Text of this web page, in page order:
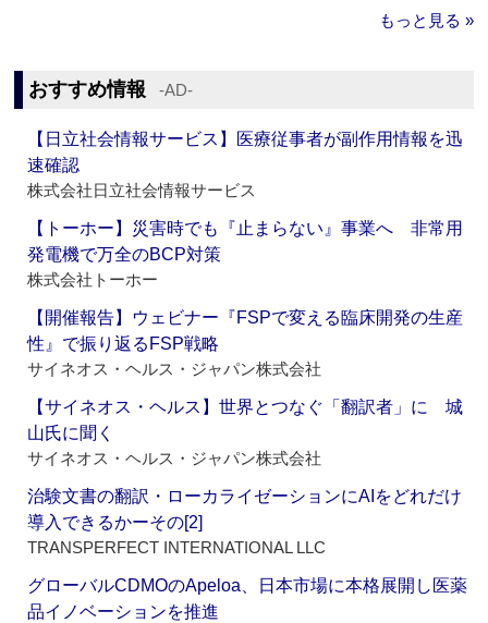
もっと見る »
おすすめ情報 ‐AD‐
【日立社会情報サービス】医療従事者が副作用情報を迅
速確認
株式会社日立社会情報サービス
【トーホー】災害時でも『止まらない』事業へ 非常用
発電機で万全のBCP対策
株式会社トーホー
【開催報告】ウェビナー『FSPで変える臨床開発の生産
性』で振り返るFSP戦略
サイネオス・ヘルス・ジャパン株式会社
【サイネオス・ヘルス】世界とつなぐ「翻訳者」に 城
山氏に聞く
サイネオス・ヘルス・ジャパン株式会社
治験文書の翻訳・ローカライゼーションにAIをどれだけ
導入できるかーその[2]
TRANSPERFECT INTERNATIONAL LLC
グローバルCDMOのApeloa、日本市場に本格展開し医薬
品イノベーションを推進